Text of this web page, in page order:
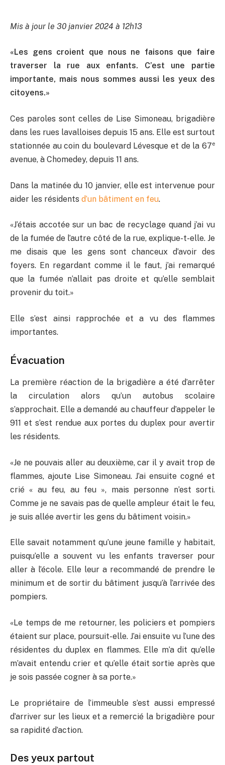
Mis à jour le 30 janvier 2024 à 12h13
«Les gens croient que nous ne faisons que faire
traverser la rue aux enfants. C’est une partie
importante, mais nous sommes aussi les yeux des
citoyens.»
Ces paroles sont celles de Lise Simoneau, brigadière
dans les rues lavalloises depuis 15 ans. Elle est surtout
stationnée au coin du boulevard Lévesque et de la 67e
avenue, à Chomedey, depuis 11 ans.
Dans la matinée du 10 janvier, elle est intervenue pour
aider les résidents d’un bâtiment en feu.
«J’étais accotée sur un bac de recyclage quand j’ai vu
de la fumée de l’autre côté de la rue, explique-t-elle. Je
me disais que les gens sont chanceux d’avoir des
foyers. En regardant comme il le faut, j’ai remarqué
que la fumée n’allait pas droite et qu’elle semblait
provenir du toit.»
Elle s’est ainsi rapprochée et a vu des flammes
importantes.
Évacuation
La première réaction de la brigadière a été d’arrêter
la circulation alors qu’un autobus scolaire
s’approchait. Elle a demandé au chauffeur d’appeler le
911 et s’est rendue aux portes du duplex pour avertir
les résidents.
«Je ne pouvais aller au deuxième, car il y avait trop de
flammes, ajoute Lise Simoneau. J’ai ensuite cogné et
crié « au feu, au feu », mais personne n’est sorti.
Comme je ne savais pas de quelle ampleur était le feu,
je suis allée avertir les gens du bâtiment voisin.»
Elle savait notamment qu’une jeune famille y habitait,
puisqu’elle a souvent vu les enfants traverser pour
aller à l’école. Elle leur a recommandé de prendre le
minimum et de sortir du bâtiment jusqu’à l’arrivée des
pompiers.
«Le temps de me retourner, les policiers et pompiers
étaient sur place, poursuit-elle. J’ai ensuite vu l’une des
résidentes du duplex en flammes. Elle m’a dit qu’elle
m’avait entendu crier et qu’elle était sortie après que
je sois passée cogner à sa porte.»
Le propriétaire de l’immeuble s’est aussi empressé
d’arriver sur les lieux et a remercié la brigadière pour
sa rapidité d’action.
Des yeux partout